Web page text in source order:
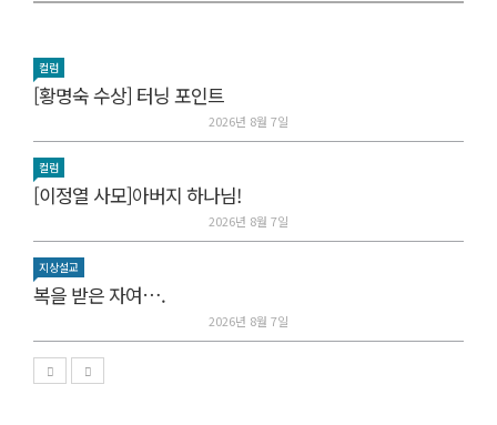
컬럼
[황명숙 수상] 터닝 포인트
2026년 8월 7일
컬럼
[이정열 사모]아버지 하나님!
2026년 8월 7일
지상설교
복을 받은 자여….
2026년 8월 7일